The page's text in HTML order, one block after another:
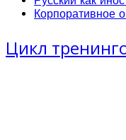
Корпоративное
Цикл